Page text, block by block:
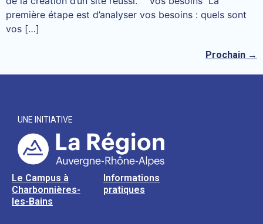
première étape est d’analyser vos besoins : quels sont
vos […]
Prochain →
UNE INITIATIVE
Le Campus à
Charbonnières-
les-Bains
Informations
pratiques